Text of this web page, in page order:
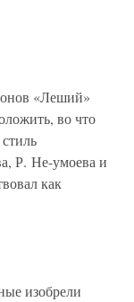
«Леший»
во что
Р. Не-умоева и
как
изобрели